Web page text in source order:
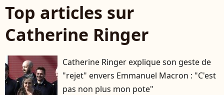
Top articles sur
Catherine Ringer
Catherine Ringer explique son geste de
"rejet" envers Emmanuel Macron : "C'est
pas non plus mon pote"